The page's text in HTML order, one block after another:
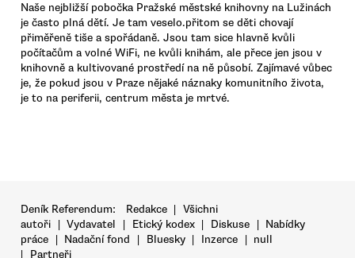
Naše nejbližší pobočka Pražské městské knihovny na Lužinách
je často plná dětí. Je tam veselo.přitom se děti chovají
přiměřeně tiše a spořádaně. Jsou tam sice hlavně kvůli
počítačům a volné WiFi, ne kvůli knihám, ale přece jen jsou v
knihovně a kultivované prostředí na ně působí. Zajímavé vůbec
je, že pokud jsou v Praze nějaké náznaky komunitního života,
je to na periferii, centrum města je mrtvé.
Deník Referendum: Redakce | Všichni
autoři | Vydavatel | Etický kodex | Diskuse | Nabídky
práce | Nadační fond | Bluesky | Inzerce | null
|
Partneři